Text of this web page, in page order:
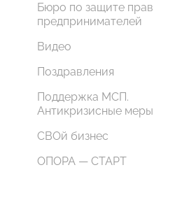
Бюро по защите прав
предпринимателей
Видео
Поздравления
Поддержка МСП.
Антикризисные меры
СВОй бизнес
ОПОРА — СТАРТ